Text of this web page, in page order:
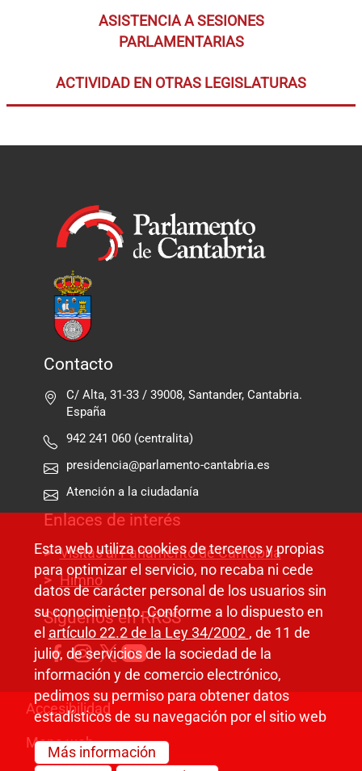
ASISTENCIA A SESIONES
PARLAMENTARIAS
ACTIVIDAD EN OTRAS LEGISLATURAS
Contacto
C/ Alta, 31-33 / 39008, Santander, Cantabria.
España
942 241 060 (centralita)
presidencia@parlamento-cantabria.es
Atención a la ciudadanía
Enlaces de interés
Visitas al Parlamento de Cantabria
Himno
Síguenos en RRSS
Pie de página
Accesibilidad
Mapa web
Esta web utiliza cookies de terceros y propias
para optimizar el servicio, no recaba ni cede
datos de carácter personal de los usuarios sin
su conocimiento. Conforme a lo dispuesto en
el artículo 22.2 de la Ley 34/2002 , de 11 de
julio, de servicios de la sociedad de la
información y de comercio electrónico,
pedimos su permiso para obtener datos
estadísticos de su navegación por el sitio web
Más información